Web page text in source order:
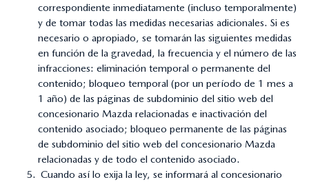
correspondiente inmediatamente (incluso temporalmente)
y de tomar todas las medidas necesarias adicionales. Si es
necesario o apropiado, se tomarán las siguientes medidas
en función de la gravedad, la frecuencia y el número de las
infracciones: eliminación temporal o permanente del
contenido; bloqueo temporal (por un período de 1 mes a
1 año) de las páginas de subdominio del sitio web del
concesionario Mazda relacionadas e inactivación del
contenido asociado; bloqueo permanente de las páginas
de subdominio del sitio web del concesionario Mazda
relacionadas y de todo el contenido asociado.
Cuando así lo exija la ley, se informará al concesionario